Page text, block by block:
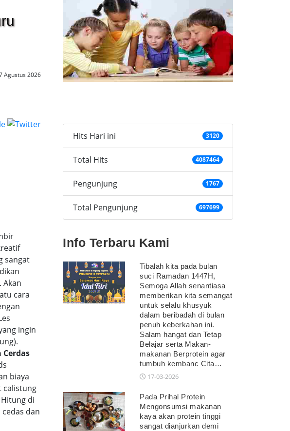
Agustus 2026
sangat
Akan
cara
ingin
Cerdas
biaya
calistung
di
dan
Hits Hari ini 3120
Total Hits 4087464
Pengunjung 1767
Total Pengunjung 697699
Info Terbaru Kami
Tibalah kita pada bulan
suci Ramadan 1447H,
Semoga Allah senantiasa
memberikan kita semangat
untuk selalu khusyuk
dalam beribadah di bulan
penuh keberkahan ini.
Salam hangat dan Tetap
Belajar serta Makan-
makanan Berprotein agar
tumbuh kembanc Cita…
17-03-2026
Pada Prihal Protein
Mengonsumsi makanan
kaya akan protein tinggi
sangat dianjurkan demi